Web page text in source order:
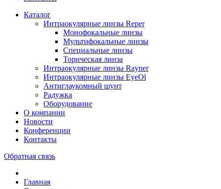
Каталог
Интраокулярные линзы Reper
Монофокальные линзы
Мультифокальные линзы
Специальные линзы
Торическая линза
Интраокулярные линзы Rayner
Интраокулярные линзы EyeOl
Антиглаукомный шунт
Радужка
Оборудование
О компании
Новости
Конференции
Контакты
Обратная связь
Главная